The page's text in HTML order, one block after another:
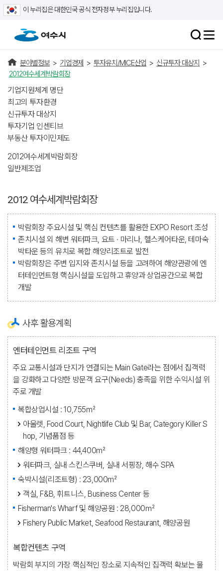
이 누리집은 대한민국 공식 전자정부 누리집입니다.
분야별정보 > 기업경제 > 투자유치/MICE산업 > 신규투자 대상지 >
2012여수세계박람회장
기업지원체계 명단
최고의 투자환경
신규투자 대상지
투자기업 인센티브
부동산 투자이민제도
2012여수세계박람회장
일반제조업
2012 여수세계박람회장
박람회장 주요시설 및 핵심 컨텐츠를 활용한 EXPO Resort 조성
존치시설 외 해변 워터파크, 요트 · 마리나, 헬스케어타운, 테마숙
박타운 등의 유치로 복합 해양리조트로 발전
박람회장은 주변 입지와 존치시설 등을 고려하여 해양관광에 엔
터테인먼트형 핵심시설을 도입하고 휴양과 상업공간으로 복합
개발
사후 활용계획
엔터테인먼트 리조트 구역
주요 교통시설과 단지가 연결되는 Main Gate라는 점에서 집객력
을 강화하고 다양한 방문객 요구(Needs) 충족을 위한 수익시설 위
주로 개발
복합상업시설 : 10,755㎡
아울렛, Food Court, Nightlife Club 및 Bar, Category Killer S
hop, 기념품점 등
해양형 워터파크 : 44,400㎡
워터파크, 실내 스킨스쿠버, 실내 서핑장, 해수 SPA
숙박시설(리조트형) : 23,000㎡
객실, F&B, 휘트니스, Business Center 등
Fisherman's Wharf 및 해양공원 : 28,000㎡
Fishery Public Market, Seafood Restaurant, 해양공원
복합컨텐츠 구역
박람회 부지의 가장 핵심적인 장소로 지속적인 집객력 확보는 물